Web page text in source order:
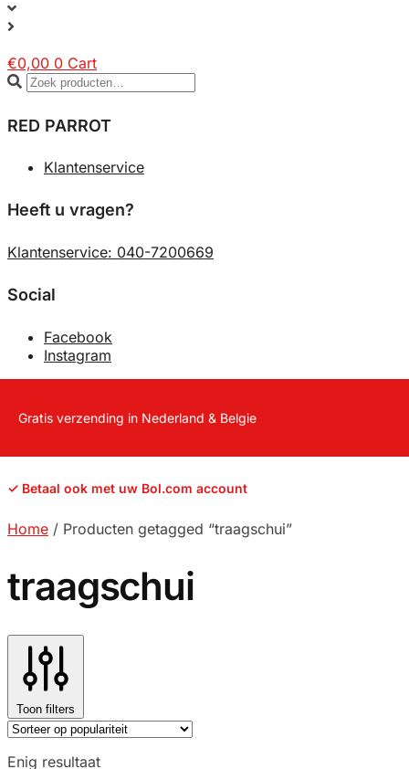
€0,00 0 Cart
RED PARROT
Klantenservice
Heeft u vragen?
Klantenservice: 040-7200669
Social
Facebook
Instagram
Gratis verzending in Nederland & Belgie
✓ Betaal ook met uw Bol.com account
Home / Producten getagged “traagschui”
traagschui
Toon filters
Enig resultaat